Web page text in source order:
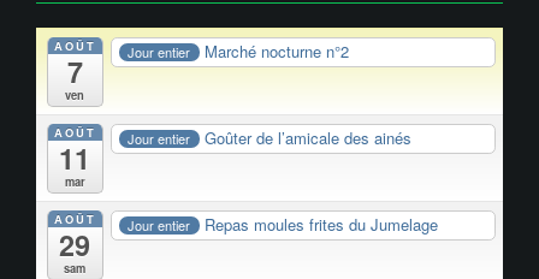
AOÛT
7
ven
Jour entier Marché nocturne n°2
AOÛT
11
mar
Jour entier Goûter de l’amicale des ainés
AOÛT
29
sam
Jour entier Repas moules frites du Jumelage